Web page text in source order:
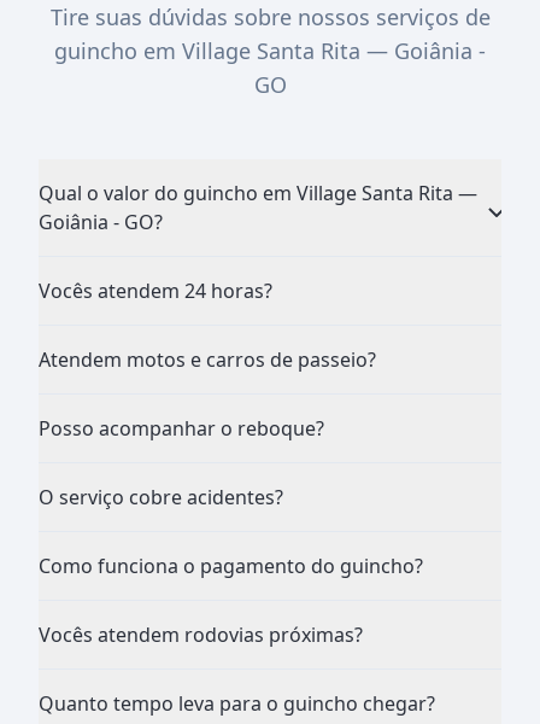
Tire suas dúvidas sobre nossos serviços de
guincho em Village Santa Rita — Goiânia -
GO
Qual o valor do guincho em Village Santa Rita —
Goiânia - GO?
Vocês atendem 24 horas?
Atendem motos e carros de passeio?
Posso acompanhar o reboque?
O serviço cobre acidentes?
Como funciona o pagamento do guincho?
Vocês atendem rodovias próximas?
Quanto tempo leva para o guincho chegar?